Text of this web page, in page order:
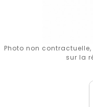
Photo non
sur la